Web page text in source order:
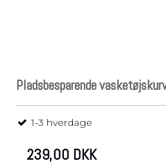
Pladsbesparende
1-3 hverdage
239,00 DKK